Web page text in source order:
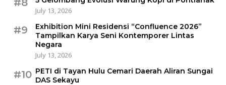
July 13, 2026
#9
Exhibition Mini Residensi “Confluence 2026”
Tampilkan Karya Seni Kontemporer Lintas
Negara
July 13, 2026
#10 PETI di Tayan Hulu Cemari Daerah Aliran Sungai
DAS Sekayu